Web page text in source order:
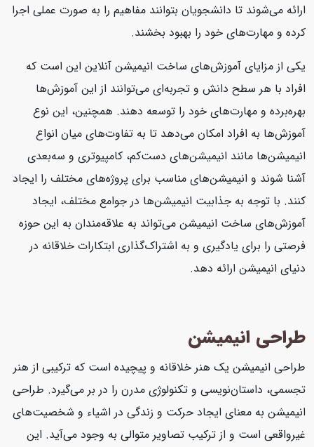
ارائه می‌شوند تا دانشجویان بتوانند مفاهیم را به صورت عملی اجرا
کرده و مهارت‌های خود را بهبود بخشند.
یکی از مزایای آموزش‌های ساخت انیمیشن آنلاین این است که
افراد با هر سطح دانش و تجربه‌ای می‌توانند از این آموزش‌ها
بهره‌برده و مهارت‌های خود را توسعه دهند. همچنین، این نوع
آموزش‌ها به افراد امکان می‌دهد تا به تفاوت‌های میان انواع
انیمیشن‌ها مانند انیمیشن‌های دست‌کم، کامپیوتری و سه‌بعدی
آشنا شوند و انیمیشن‌های مناسب برای پروژه‌های مختلف را ایجاد
کنند. با توجه به جذابیت انیمیشن‌ها در جوامع مختلف، ایجاد
آموزش‌های ساخت انیمیشن می‌تواند به علاقه‌مندان به این حوزه
فرصتی را برای یادگیری و به اشتراک‌گذاری ابتکارات خلاقانه در
دنیای انیمیشن ارائه دهد.
طراحی انیمیشن
طراحی انیمیشن یک هنر خلاقانه و پیچیده است که ترکیبی از هنر
تجسمی، داستان‌نویسی و تکنولوژی مدرن را در بر می‌گیرد. طراحی
انیمیشن به معنای ایجاد حرکت و زندگی در اشیاء و شخصیت‌های
غیرواقعی است و از ترکیب تصاویر متوالی به وجود می‌آید. این